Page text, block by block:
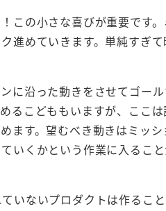
この小さな喜びが重要です。
進めていきます。単純すぎて
に沿った動きをさせてゴー
るこどももいますが、ここ
ます。望むべき動きはミッシ
いくかという作業に入るこ
いないプロダクトは作るこ